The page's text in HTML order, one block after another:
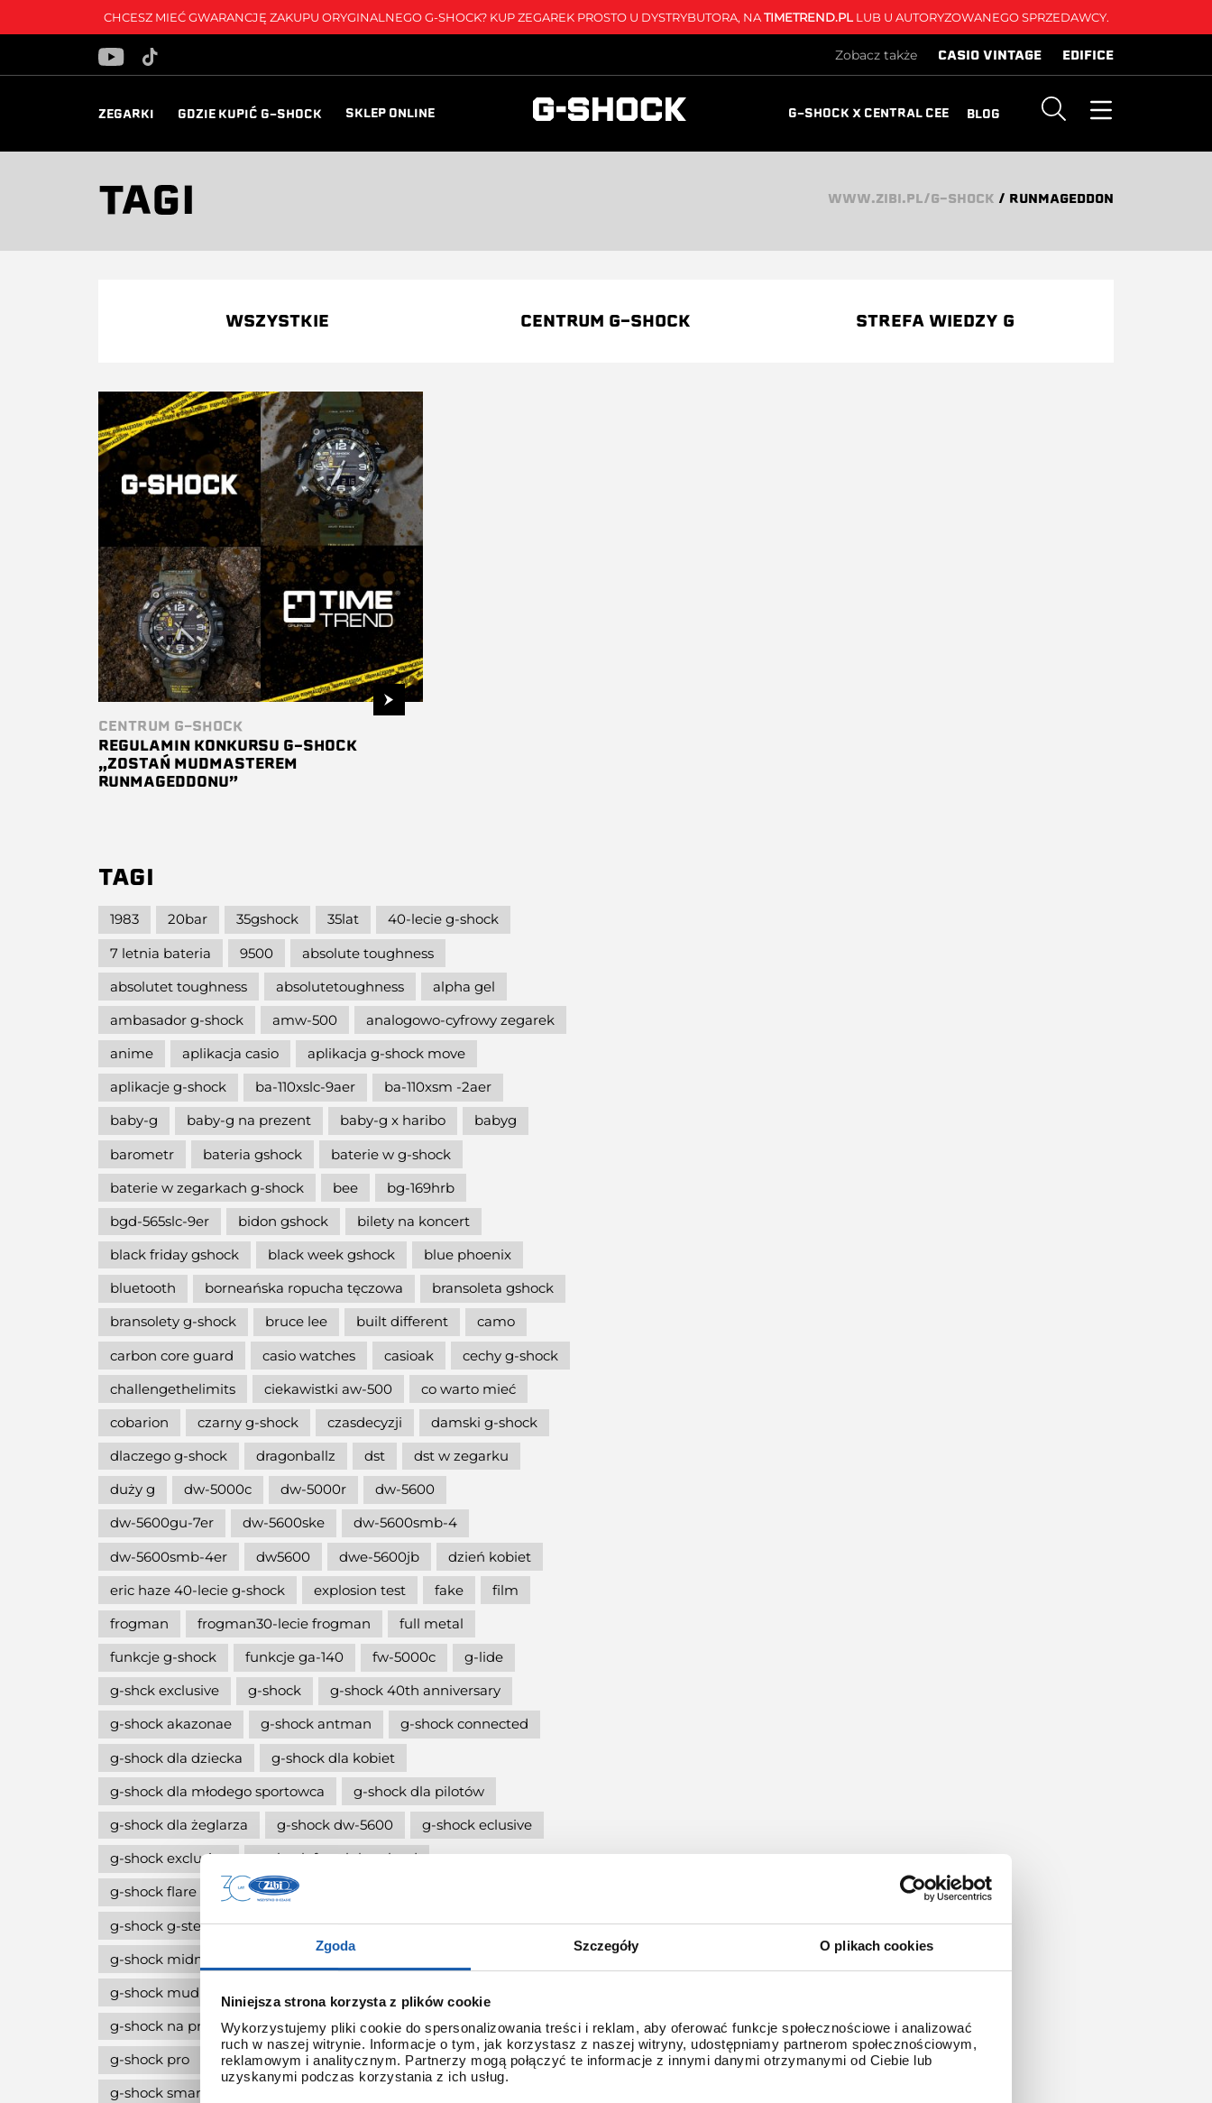
Zgoda Szczegóły O plikach cookies
Niniejsza strona korzysta z plików cookie
Wykorzystujemy pliki cookie do spersonalizowania treści i reklam, aby oferować funkcje społecznościowe i analizować
ruch w naszej witrynie. Informacje o tym, jak korzystasz z naszej witryny, udostępniamy partnerom społecznościowym,
reklamowym i analitycznym. Partnerzy mogą połączyć te informacje z innymi danymi otrzymanymi od Ciebie lub
uzyskanymi podczas korzystania z ich usług.
CHCESZ MIEĆ GWARANCJĘ ZAKUPU ORYGINALNEGO G-SHOCK? KUP ZEGAREK PROSTO U DYSTRYBUTORA, NATIMETREND.PLLUB U AUTORYZOWANEGO SPRZEDAWCY.
Zobacz także CASIO VINTAGE EDIFICE
ZEGARKI GDZIE KUPIĆ G-SHOCK SKLEP ONLINE G-SHOCK X CENTRAL CEE BLOG
TAGI WWW.ZIBI.PL/G-SHOCK / RUNMAGEDDON
WSZYSTKIE CENTRUM G-SHOCK STREFA WIEDZY G
CENTRUM G-SHOCK
REGULAMIN KONKURSU G-SHOCK
„ZOSTAŃ MUDMASTEREM
RUNMAGEDDONU”
TAGI
1983 20bar 35gshock 35lat
40-lecie g-shock
7 letnia bateria
9500
absolute toughness
absolutet toughness
absolutetoughness
alpha gel
ambasador g-shock
amw-500
analogowo-cyfrowy zegarek
anime
aplikacja casio
aplikacja g-shock move
aplikacje g-shock
ba-110xslc-9aer
ba-110xsm -2aer
baby-g
baby-g na prezent baby-g x haribo
babyg
barometr
bateria gshock
baterie w g-shock
baterie w zegarkach g-shock
bee
bg-169hrb
bgd-565slc-9er
bidon gshock
bilety na koncert
black friday gshock
black week gshock
blue phoenix
bluetooth
borneańska ropucha tęczowa
bransoleta gshock
bransolety g-shock
bruce lee built different
camo
carbon core guard
casio watches casioak
cechy g-shock
challengethelimits
ciekawistki aw-500
co warto mieć
cobarion
czarny g-shock czasdecyzji
damski g-shock
dlaczego g-shock
dragonballz dst
dst w zegarku
duży g
dw-5000c dw-5000r
dw-5600
dw-5600gu-7er
dw-5600ske
dw-5600smb-4
dw-5600smb-4er
dw5600 dwe-5600jb
dzień kobiet
eric haze 40-lecie g-shock
explosion test fake
film
frogman
frogman30-lecie frogman
full metal
funkcje g-shock
funkcje ga-140 fw-5000c
g-lide
g-shck exclusive
g-shock
g-shock 40th anniversary
g-shock akazonae
g-shock antman
g-shock connected
g-shock dla dziecka
g-shock dla kobiet
g-shock dla młodego sportowca
g-shock dla pilotów
g-shock dla żeglarza
g-shock dw-5600
g-shock eclusive
g-shock exclusive
g-shock fan club poland
g-shock flare red
g-shock g-squa dw-h5600
g-shock g-steel
g-shock limitowana edycja
g-shock midnight green
g-shock move
g-shock mudmaster
g-shock na komunię
g-shock na prezent
g-shock octagon
g-shock pol"and"rock
g-shock pro
g-shock professional
g-shock protection
g-shock smartwatch